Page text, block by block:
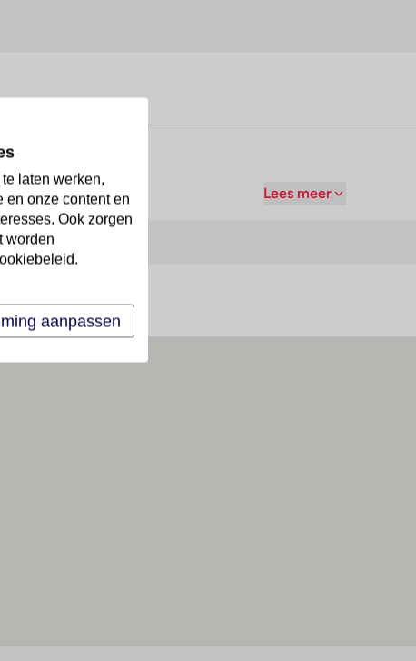
Lees meer
laten werken,
en onze content en
Ook zorgen
worden
aanpassen